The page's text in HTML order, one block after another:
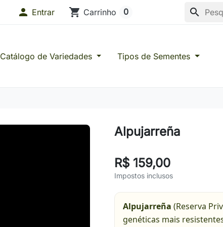
search
 Entrar shopping_cart Carrinho 0
Catálogo de Variedades Tipos de Sementes
Alpujarreña
R$ 159,00
Impostos inclusos
Alpujarreña (Reserva
genéticas mais